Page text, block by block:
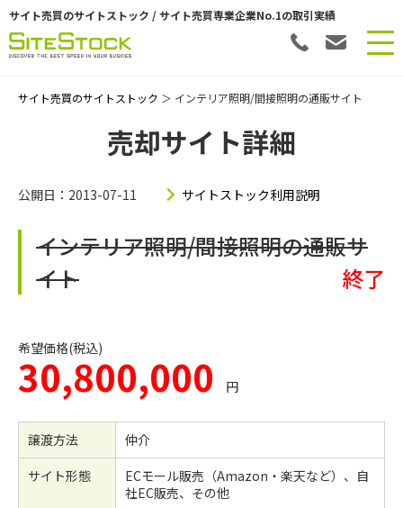
サイト売買のサイトストック / サイト売買専業企業No.1の取引実績
サイト売買のサイトストック ＞ インテリア照明/間接照明の通販サイト
売却サイト詳細
公開日：2013-07-11 サイトストック利用説明
インテリア照明/間接照明の通販サ
イト
終了
希望価格(税込)
30,800,000 円
譲渡方法
仲介
サイト形態
ECモール販売（Amazon・楽天など）、自
社EC販売、その他